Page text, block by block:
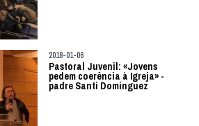
2018-01-06
Pastoral Juvenil: «Jovens
pedem coerência à Igreja» -
padre Santi Dominguez